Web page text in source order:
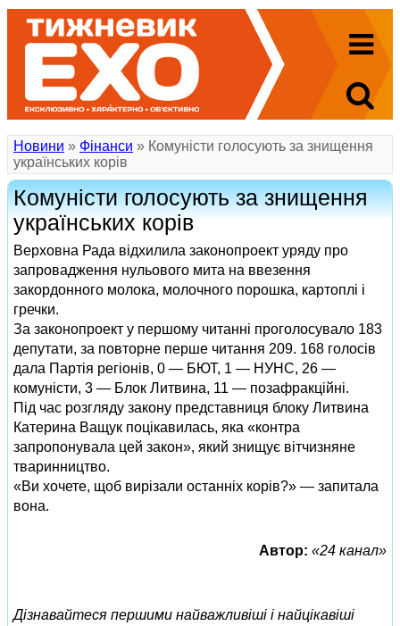
Новини » Фінанси » Комуністи голосують за знищення
українських корів
Комуністи голосують за знищення
українських корів
Верховна Рада відхилила законопроект уряду про
запровадження нульового мита на ввезення
закордонного молока, молочного порошка, картоплі і
гречки.
За законопроект у першому читанні проголосувало 183
депутати, за повторне перше читання 209. 168 голосів
дала Партія регіонів, 0 — БЮТ, 1 — НУНС, 26 —
комуністи, 3 — Блок Литвина, 11 — позафракційні.
Під час розгляду закону представниця блоку Литвина
Катерина Ващук поцікавилась, яка «контра
запропонувала цей закон», який знищує вітчизняне
тваринництво.
«Ви хочете, щоб вирізали останніх корів?» — запитала
вона.
Автор: «24 канал»
Дізнавайтеся першими найважливіші і найцікавіші